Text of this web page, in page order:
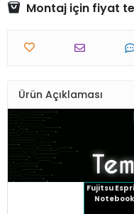
Montaj için fiyat
Ürün Açıklaması
Fujitsu